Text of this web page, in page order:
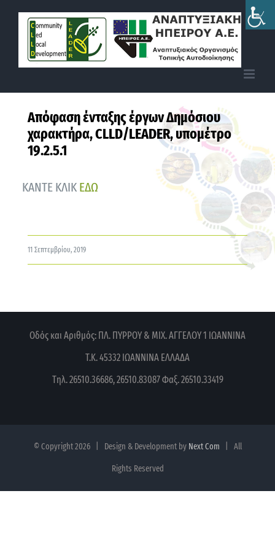
Skip
content
Απόφαση ένταξης έργων Δημόσιου
χαρακτήρα, CLLD/LEADER, υπομέτρο
19.2.5.1
ΚΑΝΤΕ ΚΛΙΚΕΔΩ
11 Σεπτεμβρίου, 2019
Οδός και Αριθμός: ΠΛ. ΠΥΡΡΟΥ & ΜΙΧ. ΑΓΓΕΛΟΥ 1 ΙΩΑΝΝΙΝΑ
Τ.Κ. 45332 ΙΩΑΝΝΙΝΑ ΕΛΛΑΔΑ
Τηλ. 26510.36686, 26510.83087Φαξ. 26510.33419
© Copyright2026 | Design & Development by Next Com | All
Rights Reserved